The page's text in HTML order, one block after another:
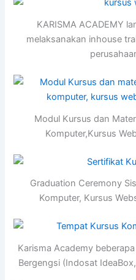
KARISMA ACADEMY
melaksanakan inhouse
Modul Kursus dan
Komputer,Kursus
Graduation Ceremony
Komputer, Kursus
Karisma Academy
Bergengsi (Indosat